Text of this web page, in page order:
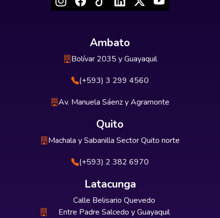
Ambato
Bolívar 2035 y Guayaquil
(+593) 3 299 4560
Av. Manuela Sáenz y Agramonte
Quito
Machala y Sabanilla Sector Quito norte
(+593) 2 382 6970
Latacunga
Calle Belisario Quevedo
Entre Padre Salcedo y Guayaquil